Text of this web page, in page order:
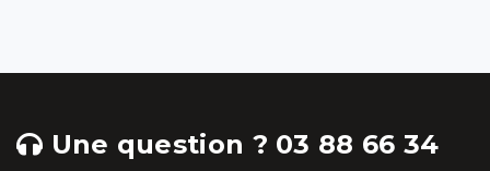
Une question ? 03 88 66 34